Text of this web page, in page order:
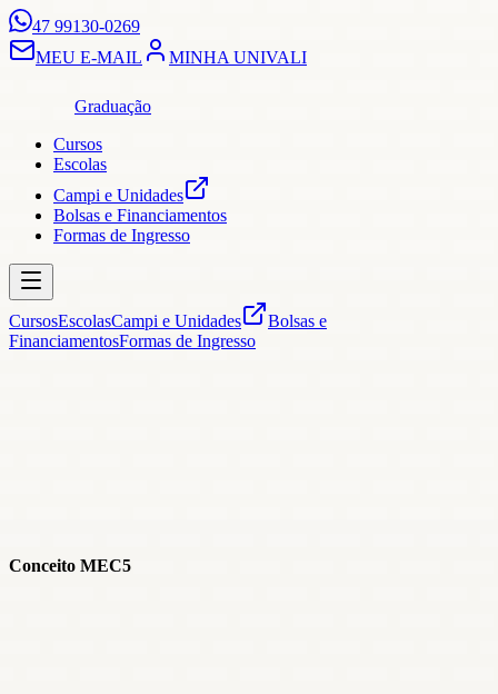
47 99130-0269
MEU E-MAIL
MINHA UNIVALI
Graduação
Cursos
Escolas
Campi e Unidades
Bolsas e Financiamentos
Formas de Ingresso
CursosEscolasCampi e Unidades
Bolsas e
FinanciamentosFormas de Ingresso
Conceito MEC5